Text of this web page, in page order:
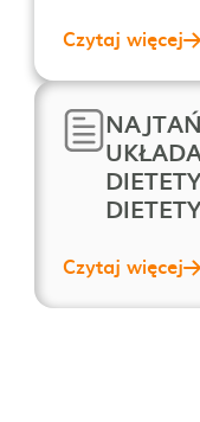
Czytaj więcej
Czytaj więcej